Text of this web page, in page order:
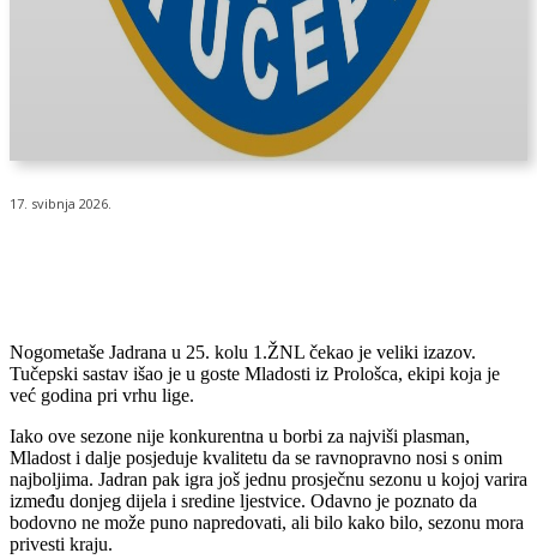
17. svibnja 2026.
Nogometaše Jadrana u 25. kolu 1.ŽNL čekao je veliki izazov.
Tučepski sastav išao je u goste Mladosti iz Prološca, ekipi koja je
već godina pri vrhu lige.
Iako ove sezone nije konkurentna u borbi za najviši plasman,
Mladost i dalje posjeduje kvalitetu da se ravnopravno nosi s onim
najboljima. Jadran pak igra još jednu prosječnu sezonu u kojoj varira
između donjeg dijela i sredine ljestvice. Odavno je poznato da
bodovno ne može puno napredovati, ali bilo kako bilo, sezonu mora
privesti kraju.